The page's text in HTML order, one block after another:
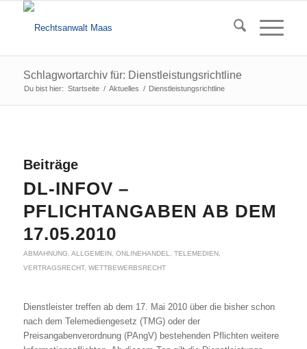
Schlagwortarchiv für: Dienstleistungsrichtline
Du bist hier: Startseite / Aktuelles / Dienstleistungsrichtline
Beiträge
DL-INFOV –
PFLICHTANGABEN AB DEM
17.05.2010
ABMAHNUNG ALLGEMEIN, ONLINEHANDEL TELEMEDIEN,
VERTRAGSRECHT, WETTBEWERBSRECHT
Dienstleister treffen ab dem 17. Mai 2010 über die bisher schon
nach dem Telemediengesetz (TMG) oder der
Preisangabenverordnung (PAngV) bestehenden Pflichten weitere